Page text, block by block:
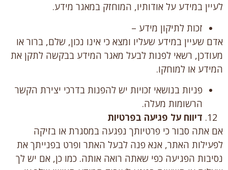
לעיין במידע על אודותיו, המוחזק במאגר מידע.
זכות לתיקון מידע –
אדם שעיין במידע שעליו ומצא כי אינו נכון, שלם, ברור או
מעודכן, רשאי לפנות לבעל מאגר המידע בבקשה לתקן את
המידע או למוחקו.
פניות בנושאי זכויות יש להפנות בדרכי יצירת הקשר
הרשומות מעלה.
דיווח על פגיעה בפרטיות
אם אתה סבור כי פרטיותך נפגעה במסגרת או בזיקה
לפעילות האתר, אנא פנה לבעל האתר ופרט בפנייתך את
נסיבות הפגיעה כפי שאתה רואה אותה. כמו כן, אם יש לך